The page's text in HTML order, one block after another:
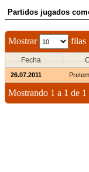
Partidos jugados
Mostrar filas
Fecha
26.07.2011
Mostrando 1 a 1 de 1